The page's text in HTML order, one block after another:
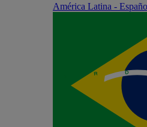
América Latina -